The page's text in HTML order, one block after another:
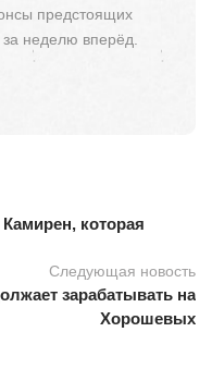
предстоящих
неделю вперёд.
которая
Следующая новость
зарабатывать на
Хорошевых